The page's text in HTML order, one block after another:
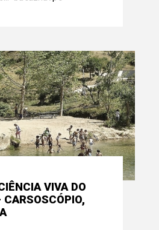
VIVA DO
CARSOSCÓPIO,